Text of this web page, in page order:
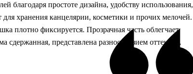
благодаря простоте дизайна, удобству использования,
хранения канцелярии, косметики и прочих мелочей.
плотно фиксируется. Прозрачная часть облегчает
представлена разнообразием оттенков.